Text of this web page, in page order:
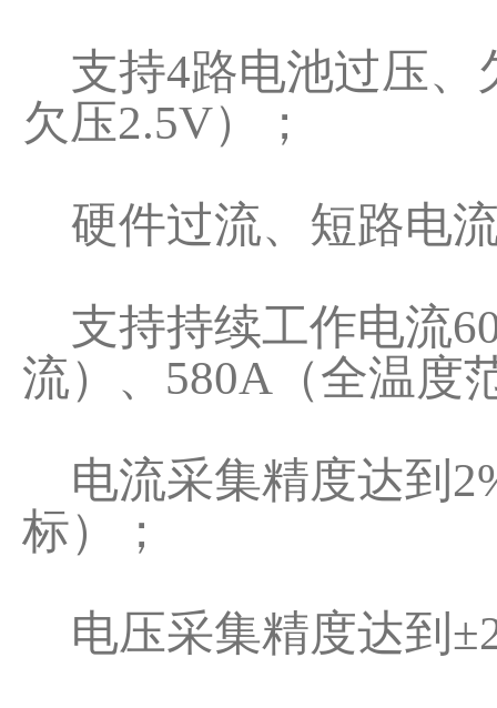
支持4路电池过压、
欠压2.5V）；
硬件过流、短路电
支持持续工作电流
流）、580A（全温度
电流采集精度达到
标）；
电压采集精度达到